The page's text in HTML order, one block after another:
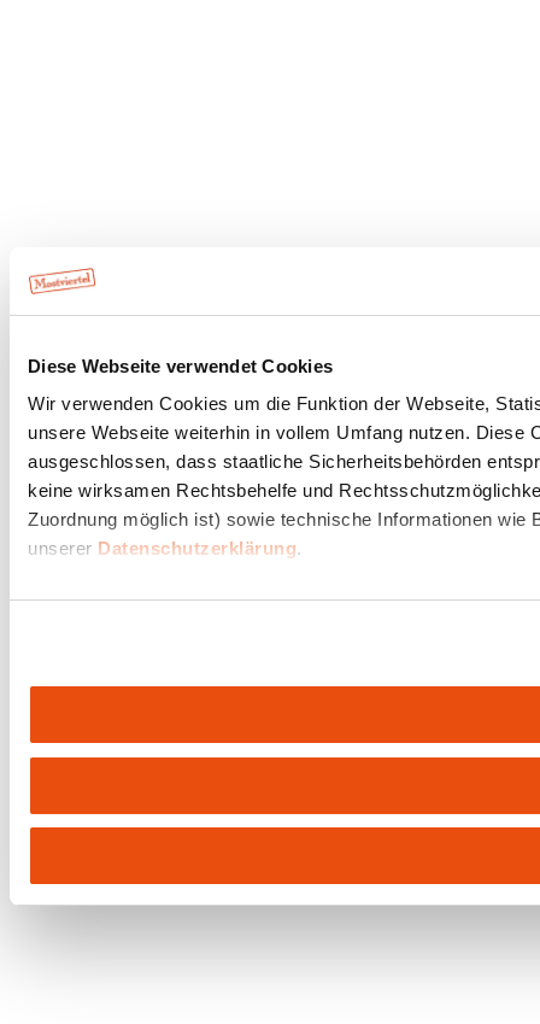
Diese Webseite verwendet Cookies
Wir verwenden Cookies um die Funktion der Webseite,
unsere Webseite weiterhin in vollem Umfang nutzen.
ausgeschlossen, dass staatliche Sicherheitsbehörden
keine wirksamen Rechtsbehelfe und
Zuordnung möglich ist) sowie technische Informationen wie
unserer Datenschutzerklärung.